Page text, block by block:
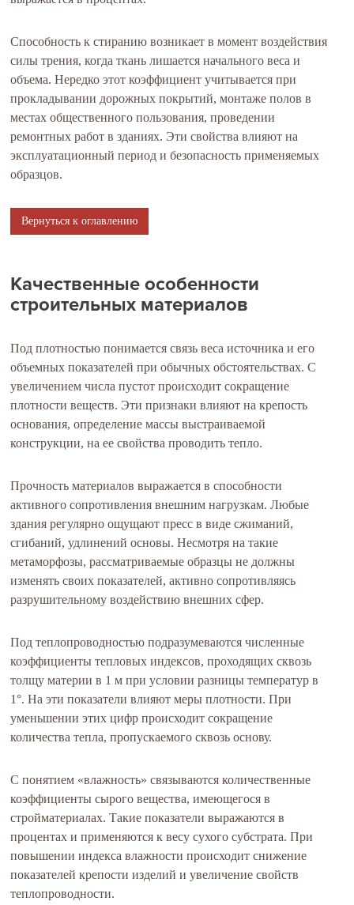
Способность к стиранию возникает в момент воздействия
силы трения, когда ткань лишается начального веса и
объема. Нередко этот коэффициент учитывается при
прокладывании дорожных покрытий, монтаже полов в
местах общественного пользования, проведении
ремонтных работ в зданиях. Эти свойства влияют на
эксплуатационный период и безопасность применяемых
образцов.
Вернуться к оглавлению
Качественные особенности
строительных материалов
Под плотностью понимается связь веса источника и его
объемных показателей при обычных обстоятельствах. С
увеличением числа пустот происходит сокращение
плотности веществ. Эти признаки влияют на крепость
основания, определение массы выстраиваемой
конструкции, на ее свойства проводить тепло.
Прочность материалов выражается в способности
активного сопротивления внешним нагрузкам. Любые
здания регулярно ощущают пресс в виде сжиманий,
сгибаний, удлинений основы. Несмотря на такие
метаморфозы, рассматриваемые образцы не должны
изменять своих показателей, активно сопротивляясь
разрушительному воздействию внешних сфер.
Под теплопроводностью подразумеваются численные
коэффициенты тепловых индексов, проходящих сквозь
толщу материи в 1 м при условии разницы температур в
1°. На эти показатели влияют меры плотности. При
уменьшении этих цифр происходит сокращение
количества тепла, пропускаемого сквозь основу.
С понятием «влажность» связываются количественные
коэффициенты сырого вещества, имеющегося в
стройматериалах. Такие показатели выражаются в
процентах и применяются к весу сухого субстрата. При
повышении индекса влажности происходит снижение
показателей крепости изделий и увеличение свойств
теплопроводности.